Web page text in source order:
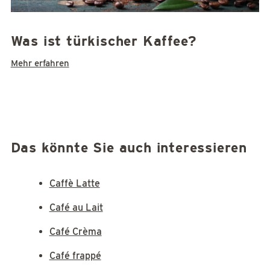
Was ist türkischer Kaffee?
Mehr erfahren
Das könnte Sie auch interessieren
Caffè Latte
Café au Lait
Café Crèma
Café frappé